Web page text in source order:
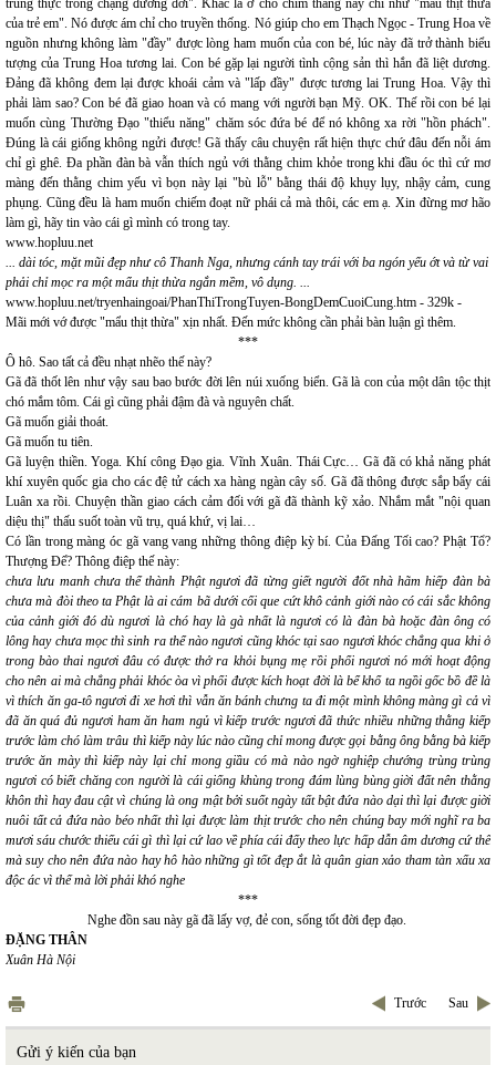
trung thực trong chặng đường đời". Khác là ở chỗ chim thằng này chỉ như "mẩu thịt thừa
của trẻ em". Nó được ám chỉ cho truyền thống. Nó giúp cho em Thạch Ngọc - Trung Hoa về
nguồn nhưng không làm "đầy" được lòng ham muốn của con bé, lúc này đã trở thành biểu
tượng của Trung Hoa tương lai. Con bé gặp lại người tình cộng sản thì hắn đã liệt dương.
Đảng đã không đem lại được khoái cảm và "lấp đầy" được tương lai Trung Hoa. Vậy thì
phải làm sao? Con bé đã giao hoan và có mang với người bạn Mỹ. OK. Thế rồi con bé lại
muốn cùng Thường Đạo "thiểu năng" chăm sóc đứa bé để nó không xa rời "hồn phách".
Đúng là cái giống không ngửi được! Gã thấy câu chuyện rất hiện thực chứ đâu đến nỗi ám
chỉ gì ghê. Đa phần đàn bà vẫn thích ngủ với thằng chim khỏe trong khi đầu óc thì cứ mơ
màng đến thằng chim yếu vì bọn này lại "bù lỗ" bằng thái độ khụy lụy, nhậy cảm, cung
phụng. Cũng đều là ham muốn chiếm đoạt nữ phái cả mà thôi, các em ạ. Xin đừng mơ hão
làm gì, hãy tin vào cái gì mình có trong tay.
www.hopluu.net
... dài tóc, mặt mũi đẹp như cô Thanh Nga, nhưng cánh tay trái với ba ngón yếu ớt và từ vai
phải chỉ mọc ra một mẩu thịt thừa ngắn mềm, vô dụng. ...
www.hopluu.net/tryenhaingoai/PhanThiTrongTuyen-BongDemCuoiCung.htm - 329k -
Mãi mới vớ được "mẩu thịt thừa" xịn nhất. Đến mức không cần phải bàn luận gì thêm.
***
Ô hô. Sao tất cả đều nhạt nhẽo thế này?
Gã đã thốt lên như vậy sau bao bước đời lên núi xuống biển. Gã là con của một dân tộc thịt
chó mắm tôm. Cái gì cũng phải đậm đà và nguyên chất.
Gã muốn giải thoát.
Gã muốn tu tiên.
Gã luyện thiền. Yoga. Khí công Đạo gia. Vĩnh Xuân. Thái Cực… Gã đã có khả năng phát
khí xuyên quốc gia cho các đệ tử cách xa hàng ngàn cây số. Gã đã thông được sắp bẩy cái
Luân xa rồi. Chuyện thần giao cách cảm đối với gã đã thành kỹ xảo. Nhắm mắt "nội quan
diệu thị" thấu suốt toàn vũ trụ, quá khứ, vị lai…
Có lần trong màng óc gã vang vang những thông điệp kỳ bí. Của Đấng Tối cao? Phật Tổ?
Thượng Đế? Thông điệp thế này:
chưa lưu manh chưa thể thành Phật ngươi đã từng giết người đốt nhà hãm hiếp đàn bà
chưa mà đòi theo ta Phật là ai cám bã dưới cối que cứt khô cảnh giới nào có cái sắc không
của cảnh giới đó dù ngươi là chó hay là gà nhất là ngươi có là đàn bà hoặc đàn ông có
lông hay chưa mọc thì sinh ra thể nào ngươi cũng khóc tại sao ngươi khóc chẳng qua khi ở
trong bào thai ngươi đâu có được thở ra khỏi bụng mẹ rồi phổi ngươi nó mới hoạt động
cho nên ai mà chẳng phải khóc òa vì phổi được kích hoạt đời là bể khổ ta ngồi gốc bồ đề là
vì thích ăn ga-tô ngươi đi xe hơi thì vẫn ăn bánh chưng ta đi một mình không màng gì cả vì
đã ăn quá đủ ngươi ham ăn ham ngủ vì kiếp trước ngươi đã thức nhiều những thằng kiếp
trước làm chó làm trâu thì kiếp này lúc nào cũng chỉ mong được gọi bằng ông bằng bà kiếp
trước ăn mày thì kiếp này lại chỉ mong giầu có mà nào ngờ nghiệp chướng trùng trùng
ngươi có biết chăng con người là cái giống khùng trong đám lùng bùng giời đất nên thằng
khôn thì hay đau cật vì chúng là ong mật bởi suốt ngày tất bật đứa nào dại thì lại được giời
nuôi tất cả đứa nào béo nhất thì lại được làm thịt trước cho nên chúng bay mới nghĩ ra ba
mươi sáu chước thiếu cái gì thì lại cứ lao về phía cái đấy theo lực hấp dẫn âm dương cứ thế
mà suy cho nên đứa nào hay hô hào những gì tốt đẹp ắt là quân gian xảo tham tàn xấu xa
độc ác vì thế mà lời phải khó nghe
***
Nghe đồn sau này gã đã lấy vợ, đẻ con, sống tốt đời đẹp đạo.
ĐẶNG THÂN
Xuân Hà Nội
Trước Sau
Gửi ý kiến của bạn